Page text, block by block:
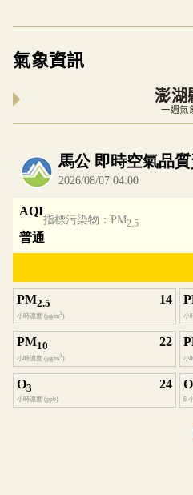
氣象資訊
澎湖
一週氣
內嵌空氣品質小工具為